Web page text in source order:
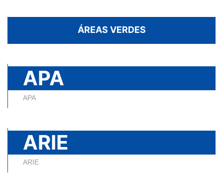
ÁREAS VERDES
APA
APA
ARIE
ARIE